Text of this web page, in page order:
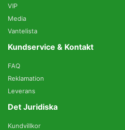
VIP
Media
Vantelista
Kundservice & Kontakt
FAQ
Reklamation
Leverans
Det Juridiska
Kundvillkor